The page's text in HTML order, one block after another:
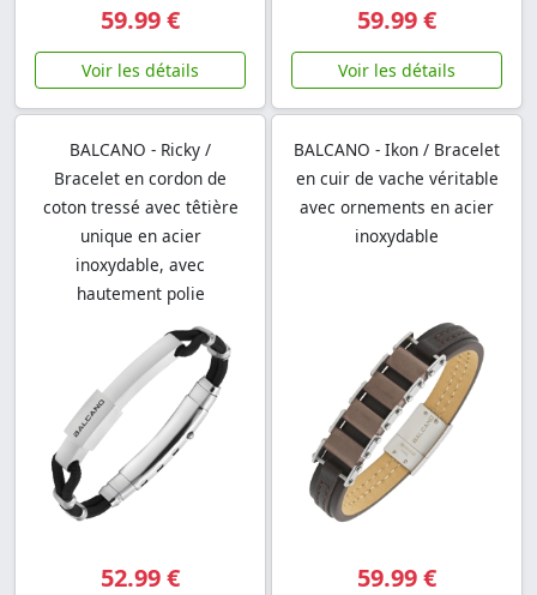
59.99 €
Voir les détails
59.99 €
Voir les détails
BALCANO - Ricky /
Bracelet en cordon de
coton tressé avec têtière
unique en acier
inoxydable, avec
hautement polie
52.99 €
BALCANO - Ikon / Bracelet
en cuir de vache véritable
avec ornements en acier
inoxydable
59.99 €